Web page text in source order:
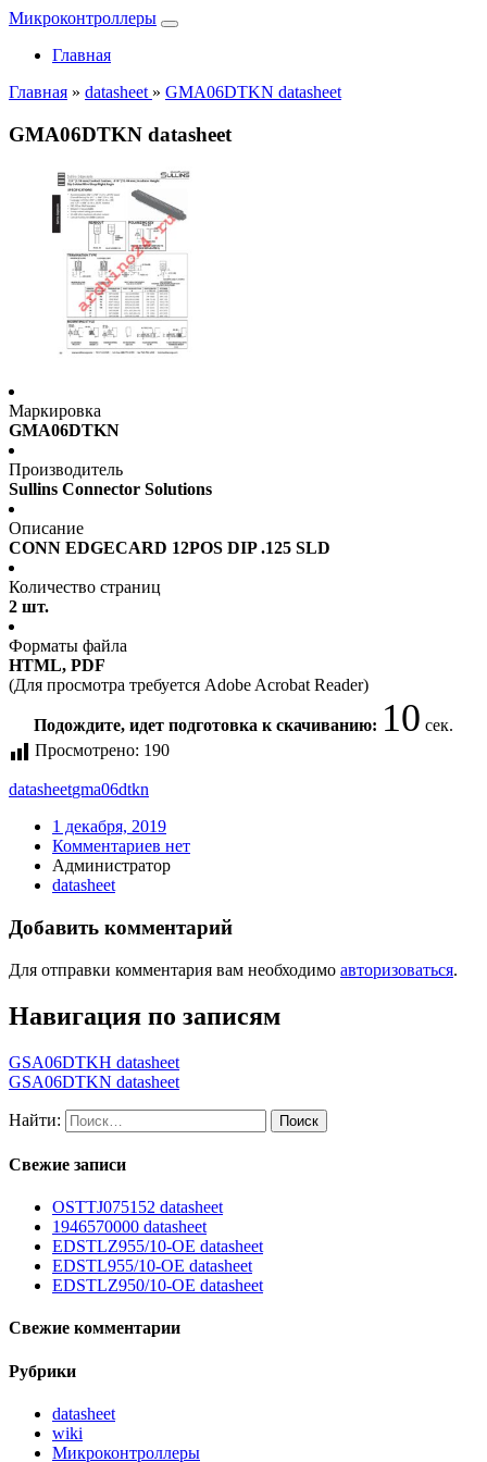
Микроконтроллеры
Главная
Главная » datasheet » GMA06DTKN datasheet
GMA06DTKN datasheet
Маркировка
GMA06DTKN
Производитель
Sullins Connector Solutions
Описание
CONN EDGECARD 12POS DIP .125 SLD
Количество страниц
2 шт.
Форматы файла
HTML, PDF
(Для просмотра требуется Adobe Acrobat Reader)
Подождите, идет подготовка к скачиванию: 10 сек.
Просмотрено: 190
datasheetgma06dtkn
1 декабря, 2019
Комментариев нет
Администратор
datasheet
Добавить комментарий
Для отправки комментария вам необходимо авторизоваться.
Навигация по записям
GSA06DTKH datasheet
GSA06DTKN datasheet
Найти:
Свежие записи
OSTTJ075152 datasheet
1946570000 datasheet
EDSTLZ955/10-OE datasheet
EDSTL955/10-OE datasheet
EDSTLZ950/10-OE datasheet
Свежие комментарии
Рубрики
datasheet
wiki
Микроконтроллеры